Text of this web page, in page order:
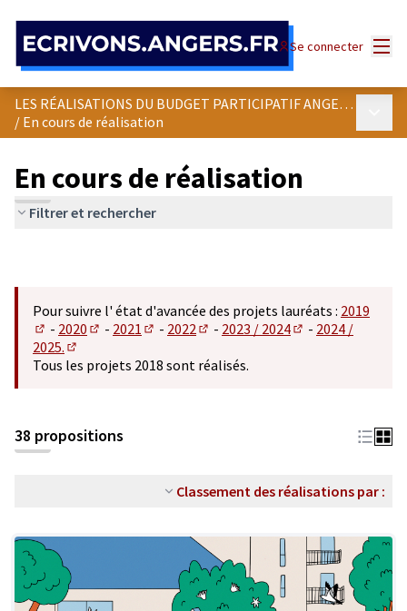
Se connecter
LES RÉALISATIONS DU BUDGET PARTICIPATIF ANGEVIN
/ En cours de réalisation
En cours de réalisation
Filtrer et rechercher
Pour suivre l' état d'avancée des projets lauréats : 2019
(S'ouvre dans un nouvel onglet)
- 2020
(S'ouvre dans un nouvel onglet)
- 2021
(S'ouvre dans un nouvel onglet)
- 2022
(S'ouvre dans un nouvel onglet)
- 2023 / 2024
(S'ouvre dans un
- 2024 /
2025.
(S'ouvre dans un nouvel onglet)
Tous les projets 2018 sont réalisés.
38 propositions
Classement des réalisations par :